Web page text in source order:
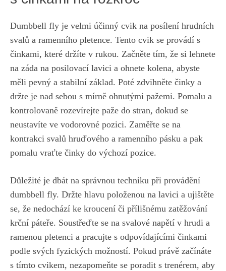
Dumbbell fly je velmi účinný cvik na posílení hrudních
svalů a ramenního‌ pletence. Tento⁢ cvik⁣ se⁢ provádí s‍
činkami, které držíte v ⁤rukou.‍ Začněte tím, že si lehnete
‌na‌ záda⁤ na posilovací lavici a ohnete kolena,‍ abyste
měli pevný a ⁣stabilní základ. ⁤Poté zdvihněte činky a
držte je nad​ sebou ⁣s mírně ohnutými pažemi.‍ Pomalu a
kontrolovaně rozevírejte ‌paže do stran, dokud se
⁢neustavíte ve vodorovné pozici. Zaměřte‌ se na
kontrakci svalů‌ hruďového a ramenního⁤ pásku ⁤a pak
⁢pomalu vraťte činky do výchozí pozice.
Důležité je dbát na správnou ⁣techniku při provádění
dumbbell fly. Držte⁣ hlavu položenou ‍na lavici a ujištěte
se, že nedochází ke ⁣kroucení či přílišnému zatěžování
krční páteře. Soustřeďte se na svalové napětí ⁢v hrudi a
ramenou‌ pletenci a‌ pracujte ⁣s odpovídajícími činkami
‌podle ‌svých‌ fyzických možností.⁢ Pokud ⁣právě ‌začínáte
s ⁣tímto cvikem, nezapomeňte se poradit s trenérem, aby